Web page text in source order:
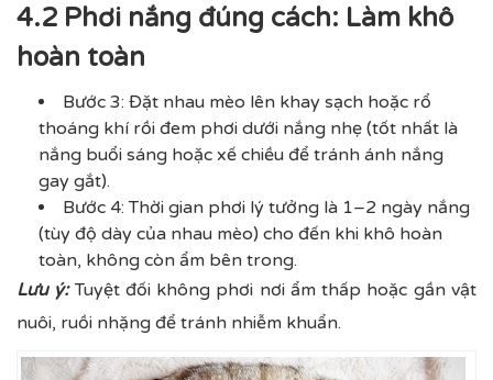
4.2 Phơi nắng đúng cách: Làm khô
hoàn toàn
Bước 3: Đặt nhau mèo lên khay sạch hoặc rổ
thoáng khí rồi đem phơi dưới nắng nhẹ (tốt nhất là
nắng buổi sáng hoặc xế chiều để tránh ánh nắng
gay gắt).
Bước 4: Thời gian phơi lý tưởng là 1–2 ngày nắng
(tùy độ dày của nhau mèo) cho đến khi khô hoàn
toàn, không còn ẩm bên trong.
Lưu ý:Tuyệt đối không phơi nơi ẩm thấp hoặc gần vật
nuôi, ruồi nhặng để tránh nhiễm khuẩn.